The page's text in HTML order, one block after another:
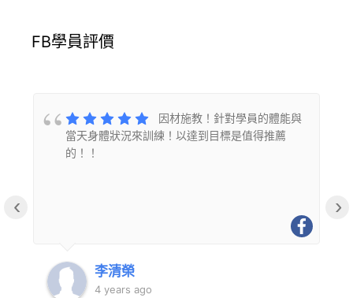
FB學員評價
因材施教！針對學員的體能與
當天身體狀況來訓練！以達到目標是值得推薦
的！！
李清榮
4 years ago
‹ ›